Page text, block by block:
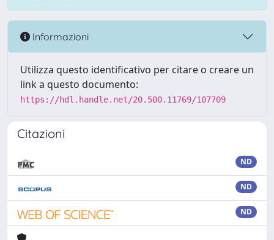
Informazioni
Utilizza questo identificativo per citare o creare un
link a questo documento:
https://hdl.handle.net/20.500.11769/107709
Citazioni
ND
ND
ND